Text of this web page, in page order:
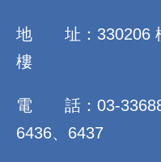
地 址：330206
樓
電 話：03-
6436、6437